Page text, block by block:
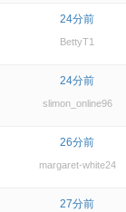
24分前
BettyT1
24分前
slimon_online96
26分前
margaret-white24
27分前